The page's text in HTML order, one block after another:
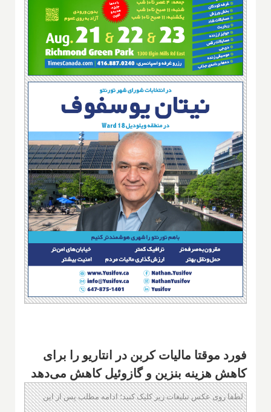
فورد موقتا مالیات کربن در انتاریو را برای
کاهش هزینه بنزین و گازوئیل کاهش می‌دهد
لطفا روی عکس تبلیغات زیر کلیک کنید؛ ادامه مطلب پس از این